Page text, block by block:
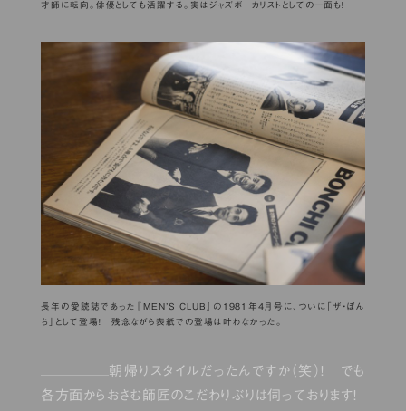
才師に転向。俳優としても活躍する。実はジャズボーカリストとしての一面も！
長年の愛読誌であった『MEN’S CLUB』の1981年4月号に、ついに「ザ・ぼん
ち」として登場！ 残念ながら表紙での登場は叶わなかった。
朝帰りスタイルだったんですか（笑）！ でも
各方面からおさむ師匠のこだわりぶりは伺っております！